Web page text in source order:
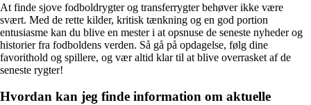
At finde sjove fodboldrygter og transferrygter behøver ikke være
svært. Med de rette kilder, kritisk tænkning og en god portion
entusiasme kan du blive en mester i at opsnuse de seneste nyheder og
historier fra fodboldens verden. Så gå på opdagelse, følg dine
favorithold og spillere, og vær altid klar til at blive overrasket af de
seneste rygter!
Hvordan kan jeg finde information om aktuelle